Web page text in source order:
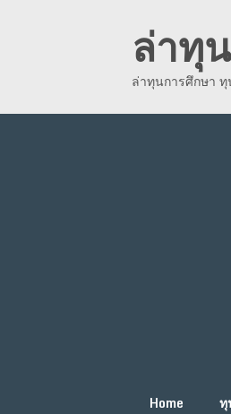
ล่าทุ
ล่าทุนการศึกษา
Home ทุ